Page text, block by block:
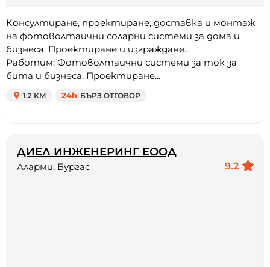
Консултиране, проектиране, доставка и монтаж
на фотоволтаични соларни системи за дома и
бизнеса. Проектиране и изграждане...
Работим: Фотоволтаични системи за ток за
бита и бизнеса. Проектиране...
1.2 KM 24h БЪРЗ ОТГОВОР
ДИЕЛ ИНЖЕНЕРИНГ ЕООД
9.2
Аларми, Бургас